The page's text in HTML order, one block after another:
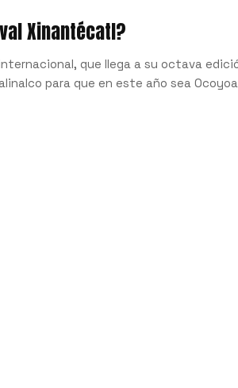
Xinantécatl?
que llega a su octava
para que en este año sea